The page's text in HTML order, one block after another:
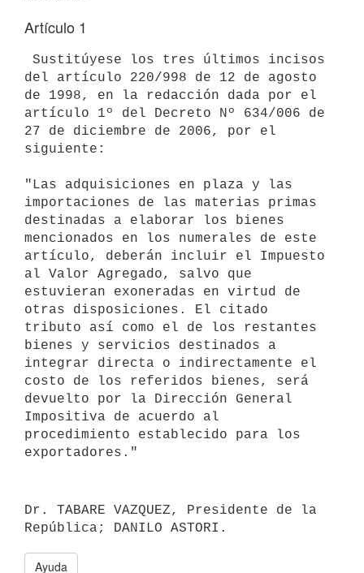
Artículo 1
del artículo 220/998 de 12 de agosto
de 1998, en la redacción dada por el
artículo 1º del Decreto Nº 634/006 de
27 de diciembre de 2006, por el
siguiente:
"Las adquisiciones en plaza y las
importaciones de las materias primas
destinadas a elaborar los bienes
mencionados en los numerales de este
artículo, deberán incluir el Impuesto
al Valor Agregado, salvo que
estuvieran exoneradas en virtud de
otras disposiciones. El citado
tributo así como el de los restantes
bienes y servicios destinados a
integrar directa o indirectamente el
costo de los referidos bienes, será
devuelto por la Dirección General
Impositiva de acuerdo al
procedimiento establecido para los
Dr. TABARE VAZQUEZ, Presidente de la
Ayuda